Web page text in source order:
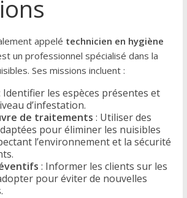
appelé technicien en hygiène
un professionnel spécialisé dans la
Ses missions incluent :
les espèces présentes et
d’infestation.
de traitements : Utiliser des
pour éliminer les nuisibles
l’environnement et la sécurité
: Informer les clients sur les
pour éviter de nouvelles